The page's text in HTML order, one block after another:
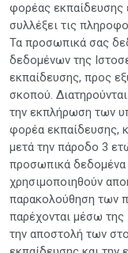
φορέας εκπαίδευσης
συλλέξει τις
Τα προσωπικά σας
δεδομένων της
εκπαίδευσης, προς
σκοπού.
την εκπλήρωση των
φορέα εκπαίδευσης,
μετά την πάροδο 3
προσωπικά δεδομένα
χρησιμοποιηθούν
παρακολούθηση των
παρέχονται μέσω της
την αποστολή των